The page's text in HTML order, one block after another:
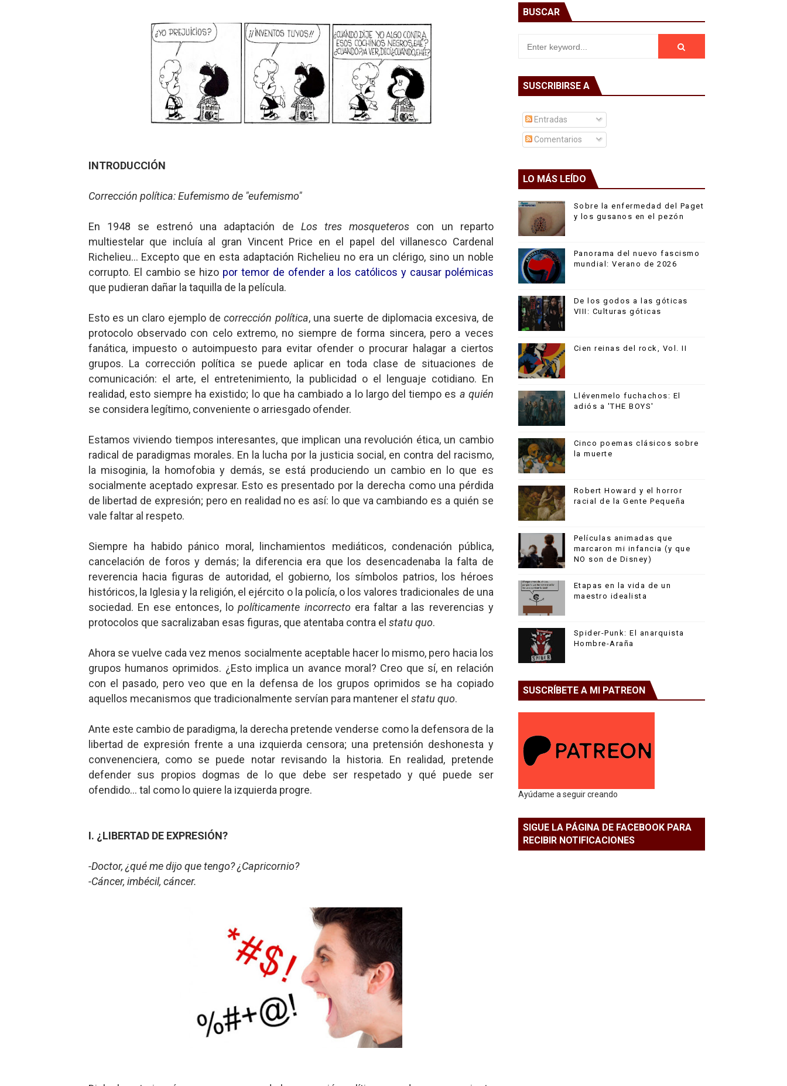
Dios es Cambio: Filosofía Earthseed para el fin del mundo
Nuestra era de genocidios
Mis historias favoritas de Superman
Transformers: ¿Una película marxista?
Definiendo: ¿Qué es el fascismo?
Panorama del nuevo fascismo mundial: Verano de 2026
Llévenmelo fuchachos: El adiós a 'THE BOYS'
La falacia etimológica
Mario: La epopeya del fontanero - Parte II
Pequeña Filmoteca Antifascista
Que no nos aplaste el Talón de Hierro
Pokémon: La película existencialista
INTRODUCCIÓN
Corrección política: Eufemismo de "eufemismo"
En 1948 se estrenó una adaptación de Los tres mosqueteros con un reparto
multiestelar que incluía al gran Vincent Price en el papel del villanesco Cardenal
Richelieu... Excepto que en esta adaptación Richelieu no era un clérigo, sino un noble
corrupto. El cambio se hizo por temor de ofender a los católicos y causar polémicas
que pudieran dañar la taquilla de la película.
Esto es un claro ejemplo decorrección política, una suerte de diplomacia excesiva, de
protocolo observado con celo extremo, no siempre de forma sincera, pero a veces
fanática, impuesto o autoimpuesto para evitar ofender o procurar halagar a ciertos
grupos. La corrección política se puede aplicar en toda clase de situaciones de
comunicación: el arte, el entretenimiento, la publicidad o el lenguaje cotidiano. En
realidad, esto siempre ha existido; lo que ha cambiado a lo largo del tiempo es a quién
se considera legítimo, conveniente o arriesgado ofender.
Estamos viviendo tiempos interesantes, que implican una revolución ética, un cambio
radical de paradigmas morales. En la lucha por la justicia social, en contra del racismo,
la misoginia, la homofobia y demás, se está produciendo un cambio en lo que es
socialmente aceptado expresar. Esto es presentado por la derecha como una pérdida
de libertad de expresión; pero en realidad no es así: lo que va cambiando es a quién se
vale faltar al respeto.
Siempre ha habido pánico moral, linchamientos mediáticos, condenación pública,
cancelación de foros y demás; la diferencia era que los desencadenaba la falta de
reverencia hacia figuras de autoridad, el gobierno, los símbolos patrios, los héroes
históricos, la Iglesia y la religión, el ejército o la policía, o los valores tradicionales de una
sociedad. En ese entonces, lopolíticamente incorrecto era faltar a las reverencias y
protocolos que sacralizaban esas figuras, que atentaba contra el statu quo.
Ahora se vuelve cada vez menos socialmente aceptable hacer lo mismo, pero hacia los
grupos humanos oprimidos. ¿Esto implica un avance moral? Creo que sí, en relación
con el pasado, pero veo que en la defensa de los grupos oprimidos se ha copiado
aquellos mecanismos que tradicionalmente servían para mantener el statu quo.
Ante este cambio de paradigma, la derecha pretende venderse como la defensora de la
libertad de expresión frente a una izquierda censora; una pretensión deshonesta y
convenenciera, como se puede notar revisando la historia. En realidad, pretende
defender sus propios dogmas de lo que debe ser respetado y qué puede ser
ofendido... tal como lo quiere la izquierda progre.
I. ¿LIBERTAD DE EXPRESIÓN?
-Doctor, ¿qué me dijo que tengo? ¿Capricornio?
-Cáncer, imbécil, cáncer.
BUSCAR
SUSCRIBIRSE A
Entradas
Comentarios
LO MÁS LEÍDO
Sobre la enfermedad del Paget
y los gusanos en el pezón
Panorama del nuevo fascismo
mundial: Verano de 2026
De los godos a las góticas
VIII: Culturas góticas
Cien reinas del rock, Vol. II
Llévenmelo fuchachos: El
adiós a 'THE BOYS'
Cinco poemas clásicos sobre
la muerte
Robert Howard y el horror
racial de la Gente Pequeña
Películas animadas que
marcaron mi infancia (y que
NO son de Disney)
Etapas en la vida de un
maestro idealista
Spider-Punk: El anarquista
Hombre-Araña
SUSCRÍBETE A MI PATREON
Ayúdame a seguir creando
SIGUE LA PÁGINA DE FACEBOOK PARA
RECIBIR NOTIFICACIONES